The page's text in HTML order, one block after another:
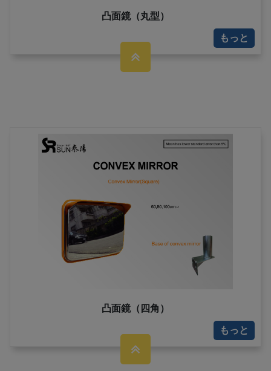
凸面鏡（丸型）
もっと
凸面鏡（四角）
もっと